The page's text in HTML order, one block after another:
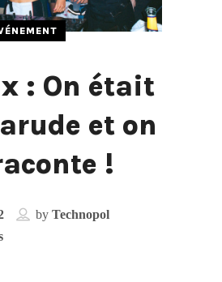
: On était
et on
!
by Technopol